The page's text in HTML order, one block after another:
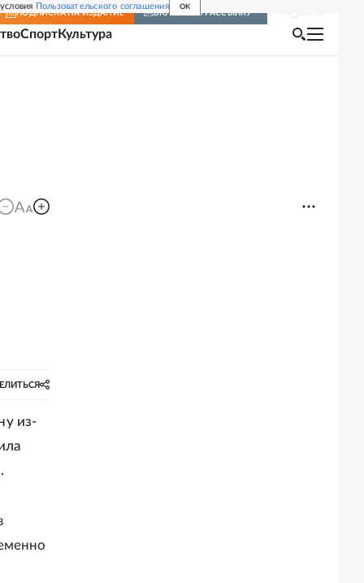
Пользовательского соглашения OK
ПОДПИСКА НА ИЗДАНИЕ ВКЛЮЧИТЬ РАССЫЛКУ
СпортКультура
из-